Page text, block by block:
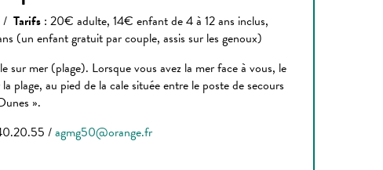
/ Tarifs : 20€ adulte, 14€ enfant de 4 à 12 ans inclus,
(un enfant gratuit par couple, assis sur les genoux)
sur mer (plage). Lorsque vous avez la mer face à vous, le
plage, au pied de la cale située entre le poste de secours
».
/agmg50@orange.fr